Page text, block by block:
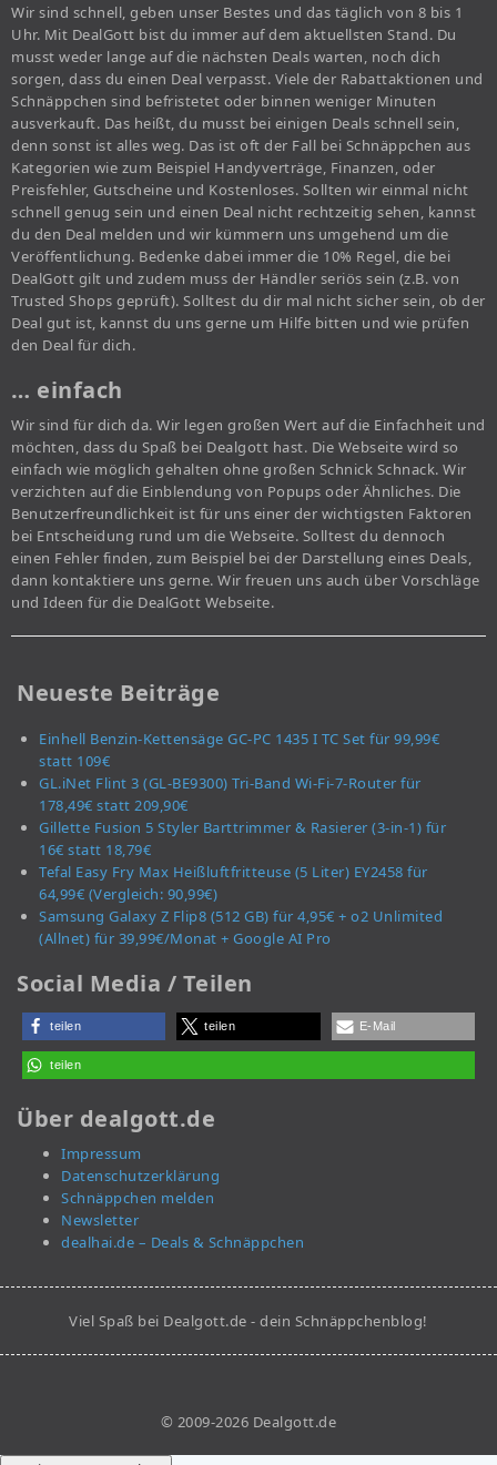
Wir sind schnell, geben unser Bestes und das täglich von 8 bis 1
Uhr. Mit DealGott bist du immer auf dem aktuellsten Stand. Du
musst weder lange auf die nächsten Deals warten, noch dich
sorgen, dass du einen Deal verpasst. Viele der Rabattaktionen und
Schnäppchen sind befristetet oder binnen weniger Minuten
ausverkauft. Das heißt, du musst bei einigen Deals schnell sein,
denn sonst ist alles weg. Das ist oft der Fall bei Schnäppchen aus
Kategorien wie zum Beispiel Handyverträge, Finanzen, oder
Preisfehler, Gutscheine und Kostenloses. Sollten wir einmal nicht
schnell genug sein und einen Deal nicht rechtzeitig sehen, kannst
du den Deal melden und wir kümmern uns umgehend um die
Veröffentlichung. Bedenke dabei immer die 10% Regel, die bei
DealGott gilt und zudem muss der Händler seriös sein (z.B. von
Trusted Shops geprüft). Solltest du dir mal nicht sicher sein, ob der
Deal gut ist, kannst du uns gerne um Hilfe bitten und wie prüfen
den Deal für dich.
… einfach
Wir sind für dich da. Wir legen großen Wert auf die Einfachheit und
möchten, dass du Spaß bei Dealgott hast. Die Webseite wird so
einfach wie möglich gehalten ohne großen Schnick Schnack. Wir
verzichten auf die Einblendung von Popups oder Ähnliches. Die
Benutzerfreundlichkeit ist für uns einer der wichtigsten Faktoren
bei Entscheidung rund um die Webseite. Solltest du dennoch
einen Fehler finden, zum Beispiel bei der Darstellung eines Deals,
dann kontaktiere uns gerne. Wir freuen uns auch über Vorschläge
und Ideen für die DealGott Webseite.
Neueste Beiträge
Einhell Benzin-Kettensäge GC-PC 1435 I TC Set für 99,99€
statt 109€
GL.iNet Flint 3 (GL-BE9300) Tri-Band Wi-Fi-7-Router für
178,49€ statt 209,90€
Gillette Fusion 5 Styler Barttrimmer & Rasierer (3-in-1) für
16€ statt 18,79€
Tefal Easy Fry Max Heißluftfritteuse (5 Liter) EY2458 für
64,99€ (Vergleich: 90,99€)
Samsung Galaxy Z Flip8 (512 GB) für 4,95€ + o2 Unlimited
(Allnet) für 39,99€/Monat + Google AI Pro
Social Media / Teilen
teilen teilen E-Mail
teilen
Über dealgott.de
Impressum
Datenschutzerklärung
Schnäppchen melden
Newsletter
dealhai.de – Deals & Schnäppchen
Viel Spaß bei Dealgott.de - dein Schnäppchenblog!
© 2009-2026 Dealgott.de